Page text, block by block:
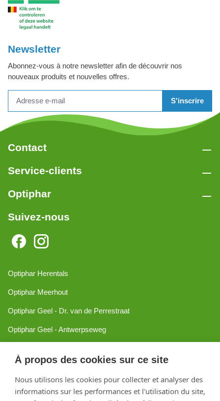
À propos des cookies sur ce site
Nous utilisons les cookies pour collecter et analyser des
informations sur les performances et l'utilisation du site,
Newsletter
Abonnez-vous à notre newsletter afin de découvrir nos
nouveaux produits et nouvelles offres.
S'inscrire
Contact
Service-clients
Optiphar
Suivez-nous
Optiphar Herentals
Optiphar Meerhout
Optiphar Geel - Dr. van de Perrestraat
Optiphar Geel - Antwerpseweg
Optiphar Mol
Créé avec Shopware